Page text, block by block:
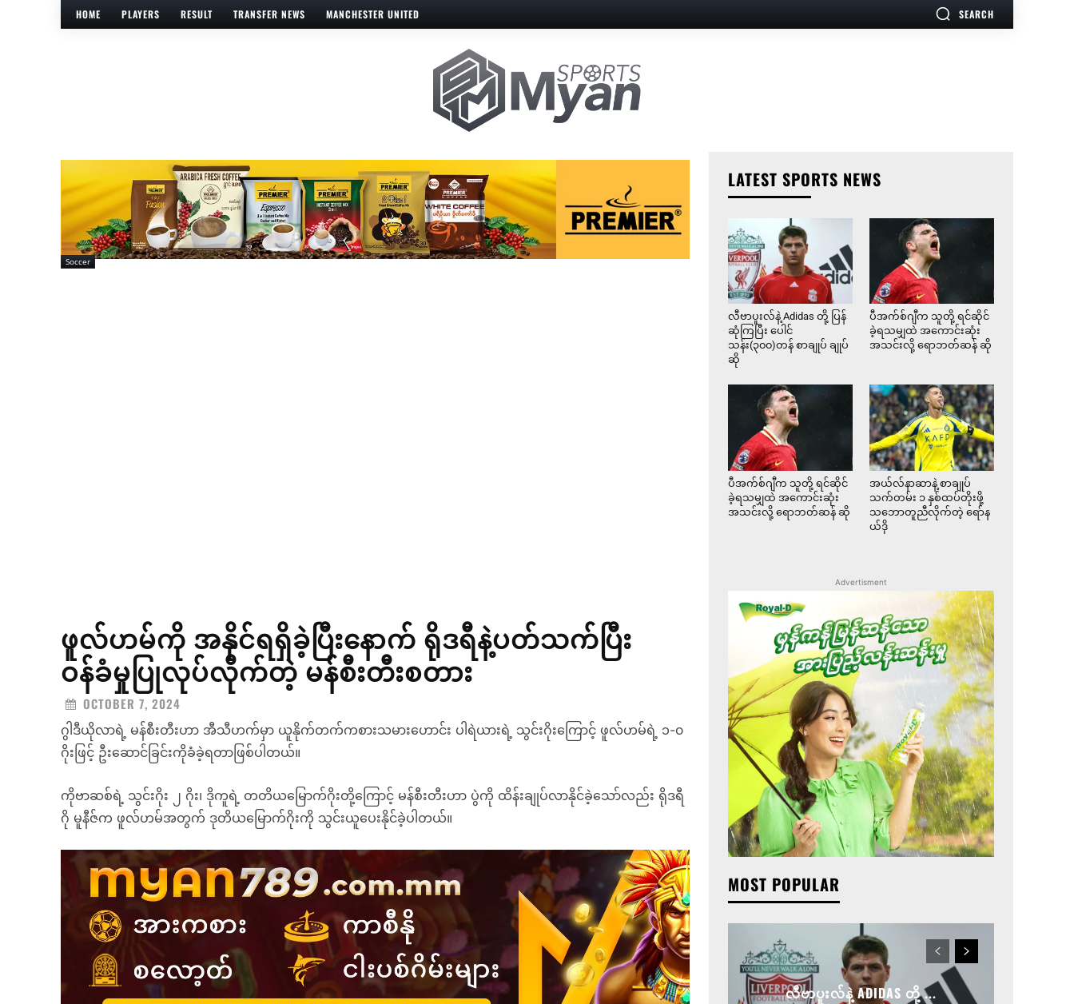
HOME PLAYERS RESULT TRANSFER NEWS MANCHESTER UNITED SEARCH
Soccer
ဖူလ်ဟမ်ကို အနိုင်ရရှိခဲ့ပြီးနောက် ရိုဒရီနဲ့ပတ်သက်ပြီး
ဝန်ခံမှုပြုလုပ်လိုက်တဲ့ မန်စီးတီးစတား
OCTOBER 7, 2024
ဂွါဒီယိုလာရဲ့ မန်စီးတီးဟာ အီသီဟက်မှာ ယူနိုက်တက်ကစားသမားဟောင်း ပါရဲယားရဲ့ သွင်းဂိုးကြောင့် ဖူလ်ဟမ်ရဲ့ ၁-၀
ဂိုးဖြင့် ဦးဆောင်ခြင်းကိုခံခဲ့ရတာဖြစ်ပါတယ်။
ကိုဗာဆစ်ရဲ့ သွင်းဂိုး ၂ ဂိုး၊ ဒိုကူရဲ့ တတိယမြောက်ဂိုးတို့ကြောင့် မန်စီးတီးဟာ ပွဲကို ထိန်းချုပ်လာနိုင်ခဲ့သော်လည်း ရိုဒရီ
ဂို မူနီဇ်က ဖူလ်ဟမ်အတွက် ဒုတိယမြောက်ဂိုးကို သွင်းယူပေးနိုင်ခဲ့ပါတယ်။
LATEST SPORTS NEWS
လီဗာပူးလ်နဲ့ Adidas တို့ ပြန်
ဆုံကြပြီး ပေါင်
သန်း(၃၀၀)တန် စာချုပ် ချုပ်
ဆို
ပီအက်စ်ဂျီက သူတို့ ရင်ဆိုင်
ခဲ့ရသမျှထဲ အကောင်းဆုံး
အသင်းလို့ ရောဘတ်ဆန် ဆို
ပီအက်စ်ဂျီက သူတို့ ရင်ဆိုင်
ခဲ့ရသမျှထဲ အကောင်းဆုံး
အသင်းလို့ ရောဘတ်ဆန် ဆို
အယ်လ်နာဆာနဲ့ စာချုပ်
သက်တမ်း ၁ နှစ်ထပ်တိုးဖို့
သဘောတူညီလိုက်တဲ့ ရော်န
ယ်ဒို
Advertisment
MOST POPULAR
လီဗာပူးလ်နဲ့ ADIDAS တို့ ...